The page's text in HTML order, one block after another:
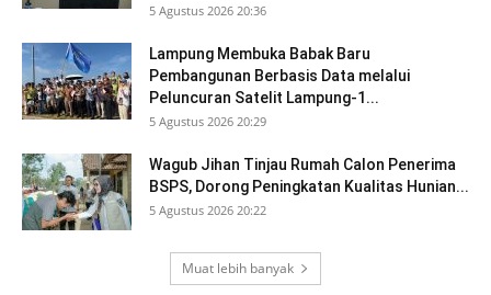
5 Agustus 2026 20:36
Lampung Membuka Babak Baru
Pembangunan Berbasis Data melalui
Peluncuran Satelit Lampung-1...
5 Agustus 2026 20:29
Wagub Jihan Tinjau Rumah Calon Penerima
BSPS, Dorong Peningkatan Kualitas Hunian...
5 Agustus 2026 20:22
Muat lebih banyak